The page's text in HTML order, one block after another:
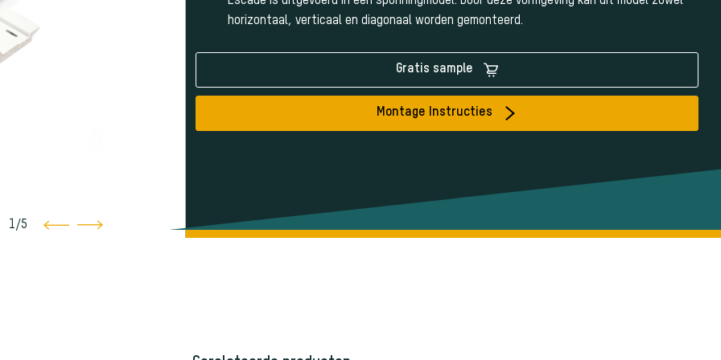
1/5
horizontaal, verticaal en diagonaal worden gemonteerd.
Gratis sample
Montage Instructies